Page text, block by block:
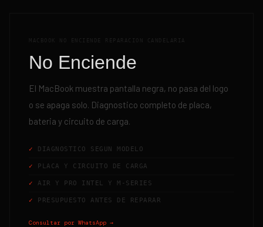
MACBOOK NO ENCIENDE REPARACION CANDELARIA
No Enciende
El MacBook muestra pantalla negra, no pasa del logo
o se apaga solo. Diagnostico completo de placa,
bateria y circuito de carga.
DIAGNOSTICO SEGUN MODELO
PLACA Y CIRCUITO DE CARGA
AIR Y PRO INTEL Y M-SERIES
PRESUPUESTO ANTES DE REPARAR
Consultar por WhatsApp →